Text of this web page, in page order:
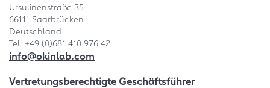
Ursulinenstraße 35
66111 Saarbrücken
Deutschland
Tel: +49 (0)681 410 976 42
info@okinlab.com
Vertretungsberechtigte Geschäftsführer